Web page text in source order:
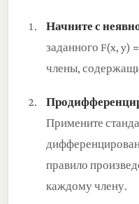
Начните с
заданного F(x, y)
члены,
Примените
правило
каждому члену.